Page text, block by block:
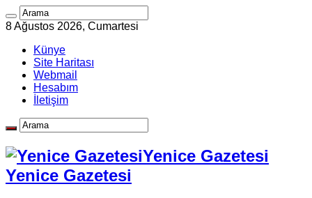
8 Ağustos 2026, Cumartesi
Künye
Site Haritası
Webmail
Hesabım
İletişim
Yenice Gazetesi
Yenice Gazetesi